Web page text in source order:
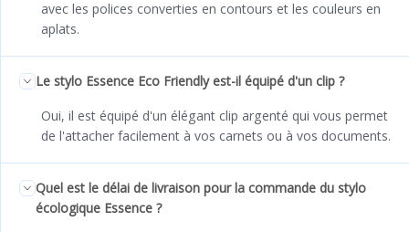
avec les polices converties en contours et les couleurs en
aplats.
Le stylo Essence Eco Friendly est-il équipé d'un clip ?
Oui, il est équipé d'un élégant clip argenté qui vous permet
de l'attacher facilement à vos carnets ou à vos documents.
Quel est le délai de livraison pour la commande du stylo
écologique Essence ?